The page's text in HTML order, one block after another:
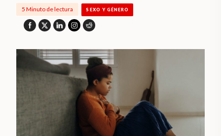
5 Minuto de lectura SEXO Y GÉNERO